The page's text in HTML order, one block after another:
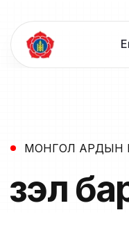
МОНГОЛ АРДЫН
Үзэл